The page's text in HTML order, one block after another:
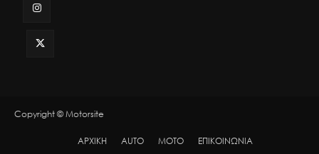
Copyright © Motorsite
ΑΡΧΙΚΗ AUTO MOTO ΕΠΙΚΟΙΝΩΝΙΑ